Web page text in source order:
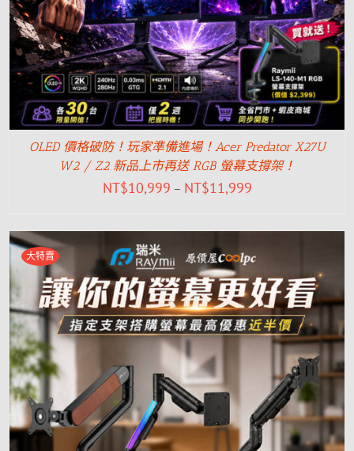
OLED 價格破防！玩家準備進場！Acer Predator X27U
W2 / Z2 新品上市再送 RGB 螢幕支撐架！
NT$10,999 – NT$11,999
大特賣